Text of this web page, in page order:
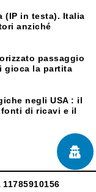
(IP in testa). Italia
anziché
passaggio
gioca la partita
negli USA : il
fonti di ricavi e il